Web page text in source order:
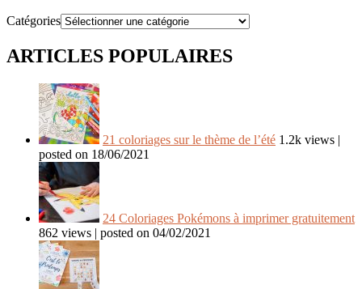
Catégories
ARTICLES POPULAIRES
21 coloriages sur le thème de l’été 1.2k views |
posted on 18/06/2021
24 Coloriages Pokémons à imprimer gratuitement
862 views | posted on 04/02/2021